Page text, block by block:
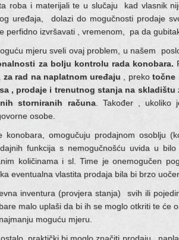
roba i materijali te u slučaju kad vlasnik
uređaja, dolazi do mogučnosti prodaje
perfidno izvršavati , vremenom, pa da
mjeru sveli ovaj problem, u našem
za bolju kontrolu rada konobara.
za rad na naplatnom uređaju , prekotočne
, prodaje i trenutnog stanja na skladištu
storniranih računa. Također , ukoliko
osobe.
konobara, omogučuju prodajnom osoblju
funkcija s nemogučnošću uvida u
količinama i sl. Time je onemogučen
eventualna vlastita prodaja bila bi brzo
inventura (provjera stanja) svih ili
malo uplaši da bi ih se moglo otkriti te će
moguću mjeru.